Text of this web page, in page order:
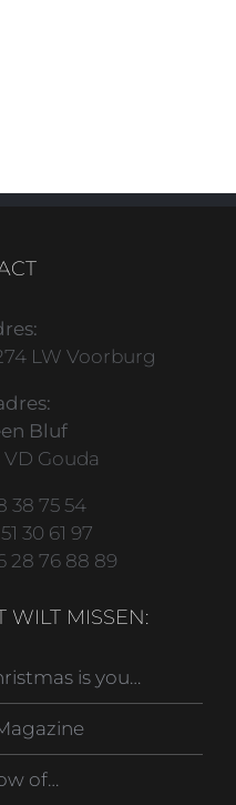
LW Voorburg
Bluf
VD Gouda
38 75 54
30 61 97
28 76 88 89
WILT MISSEN:
is you…
of…